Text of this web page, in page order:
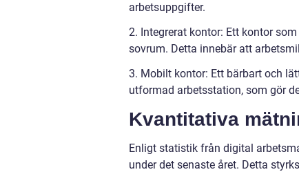
arbetsuppgifter.
2. Integrerat kontor: Ett kontor
sovrum. Detta innebär att
3. Mobilt kontor: Ett bärbart och
utformad arbetsstation, som gör
Kvantitativa
Enligt statistik från digital
under det senaste året. Detta